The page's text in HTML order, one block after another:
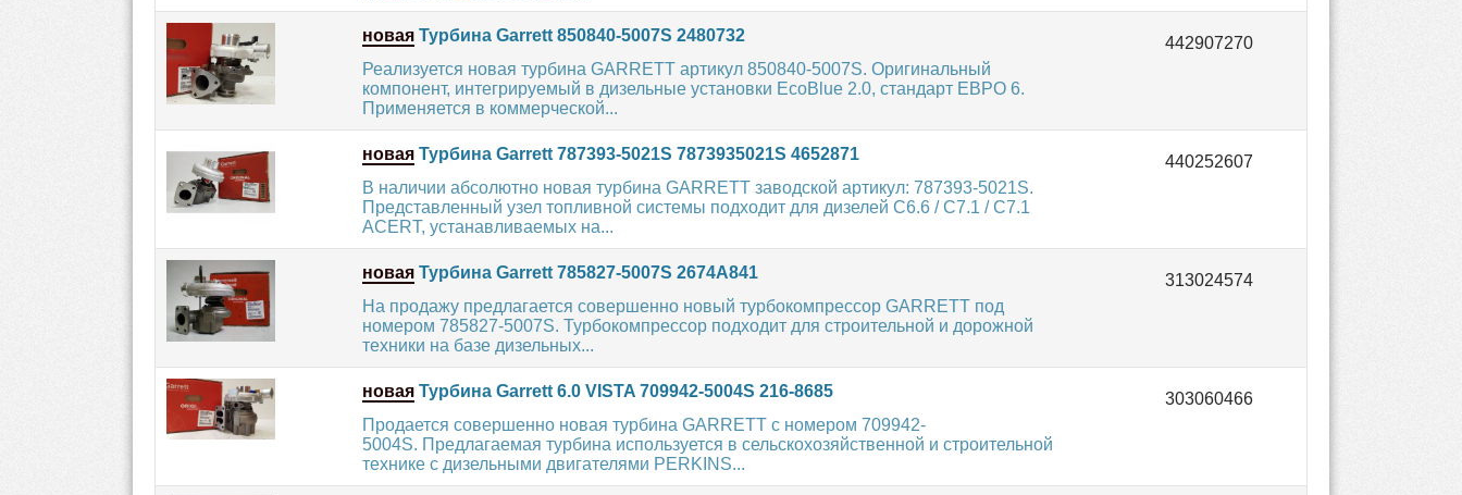
новая Турбина Garrett 850840-5007S 2480732
Реализуется новая турбина GARRETT артикул 850840-5007S. Оригинальный
компонент, интегрируемый в дизельные установки EcoBlue 2.0, стандарт ЕВРО 6.
Применяется в коммерческой...
новая Турбина Garrett 787393-5021S 7873935021S 4652871
В наличии абсолютно новая турбина GARRETT заводской артикул: 787393-5021S.
Представленный узел топливной системы подходит для дизелей C6.6 / C7.1 / C7.1
ACERT, устанавливаемых на...
новая Турбина Garrett 785827-5007S 2674A841
На продажу предлагается совершенно новый турбокомпрессор GARRETT под
номером 785827-5007S. Турбокомпрессор подходит для строительной и дорожной
техники на базе дизельных...
новая Турбина Garrett 6.0 VISTA 709942-5004S 216-8685
Продается совершенно новая турбина GARRETT с номером 709942-
5004S. Предлагаемая турбина используется в сельскохозяйственной и строительной
технике с дизельными двигателями PERKINS...